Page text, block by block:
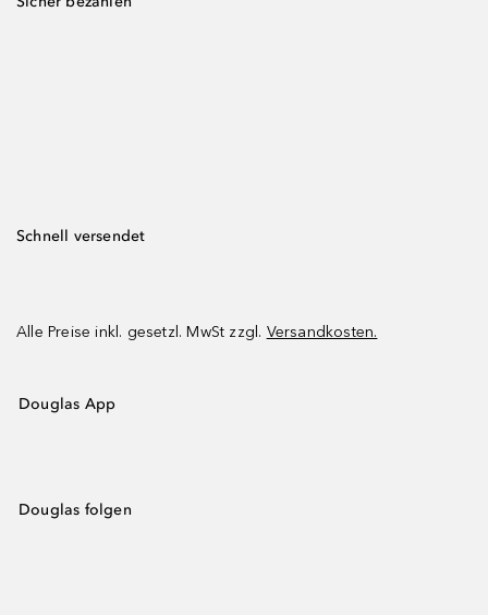
Schnell versendet
Alle Preise inkl. gesetzl. MwSt zzgl. Versandkosten.
Douglas App
Douglas folgen